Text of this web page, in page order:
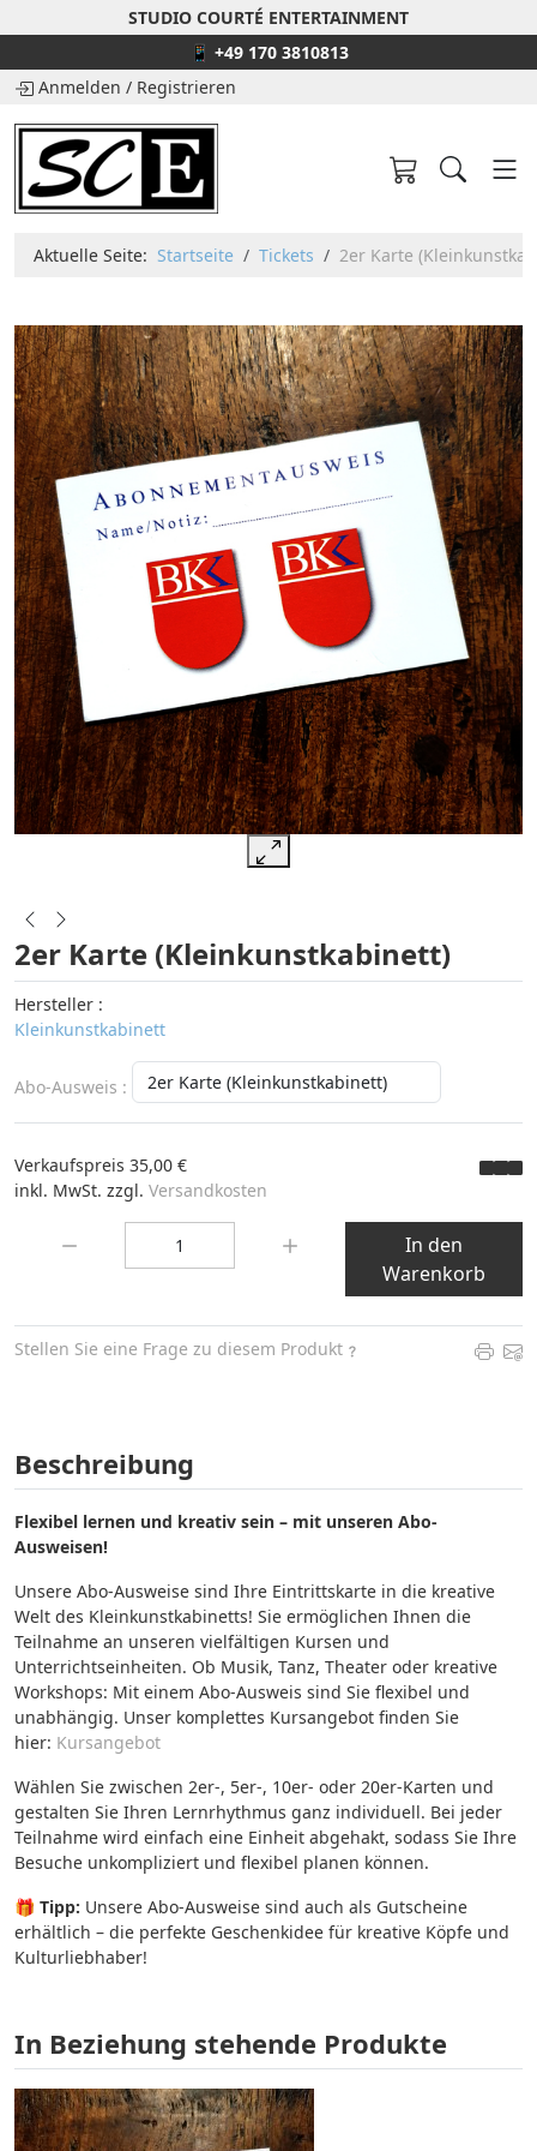
STUDIO COURTÉ ENTERTAINMENT
📱 +49 170 3810813
Anmelden / Registrieren
Aktuelle Seite: Startseite Tickets 2er Karte
2er Karte (Kleinkunstkabinett)
Hersteller :
Kleinkunstkabinett
Abo-Ausweis :
Verkaufspreis 35,00 €
inkl. MwSt. zzgl. Versandkosten
In den
Warenkorb
Stellen Sie eine Frage zu diesem Produkt
Beschreibung
Flexibel lernen und kreativ sein – mit unseren Abo-
Ausweisen!
Unsere Abo-Ausweise sind Ihre Eintrittskarte in die kreative
Welt des Kleinkunstkabinetts! Sie ermöglichen Ihnen die
Teilnahme an unseren vielfältigen Kursen und
Unterrichtseinheiten. Ob Musik, Tanz, Theater oder kreative
Workshops: Mit einem Abo-Ausweis sind Sie flexibel und
unabhängig. Unser komplettes Kursangebot finden Sie
hier: Kursangebot
Wählen Sie zwischen 2er-, 5er-, 10er- oder 20er-Karten und
gestalten Sie Ihren Lernrhythmus ganz individuell. Bei jeder
Teilnahme wird einfach eine Einheit abgehakt, sodass Sie Ihre
Besuche unkompliziert und flexibel planen können.
🎁 Tipp: Unsere Abo-Ausweise sind auch als Gutscheine
erhältlich – die perfekte Geschenkidee für kreative Köpfe und
Kulturliebhaber!
In Beziehung stehende Produkte